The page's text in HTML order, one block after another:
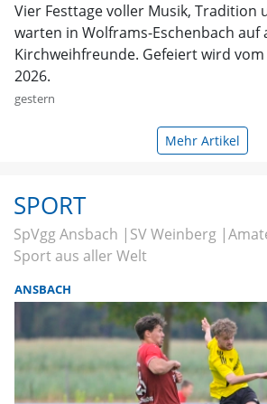
Vier Festtage voller Musik, Tradition
warten in Wolframs-Eschenbach auf
Kirchweihfreunde. Gefeiert wird vom
2026.
gestern
Mehr Artikel
SPORT
SpVgg Ansbach SV Weinberg
Sport aus aller Welt
ANSBACH